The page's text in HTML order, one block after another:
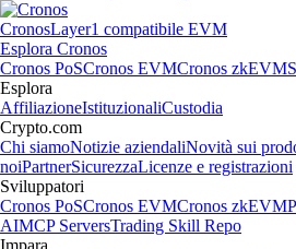
CronosLayer1 compatibile EVM
Esplora Cronos
Cronos PoSCronos EVMCronos zkEVM
Esplora
AffiliazioneIstituzionaliCustodia
Crypto.com
Chi siamoNotizie aziendaliNovità sui
noiPartnerSicurezzaLicenze e registrazioni
Sviluppatori
Cronos PoSCronos EVMCronos zkEVM
AIMCP ServersTrading Skill Repo
Impara